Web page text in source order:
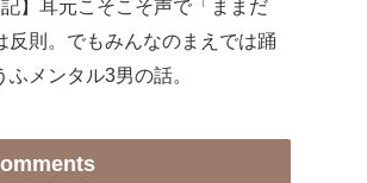
記】耳元こそこそ声で「ままだ
反則。でもみんなのまえでは踊
ふメンタル3男の話。